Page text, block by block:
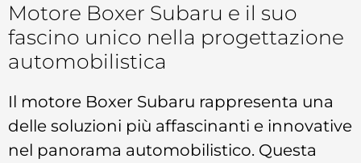
Motore Boxer Subaru e il suo
fascino unico nella progettazione
automobilistica
Il motore Boxer Subaru rappresenta una
delle soluzioni più affascinanti e innovative
nel panorama automobilistico. Questa